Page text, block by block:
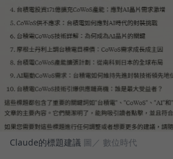
Claude的標題建議 圖／ 數位時代